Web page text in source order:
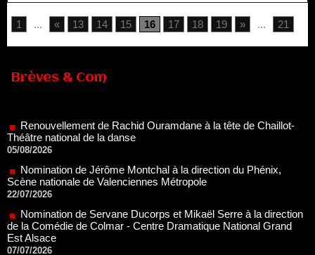
1 ... « 13 14 15 16 17 18 19 » ... 21
Brèves & Com
Nomination de Jérôme Montchal à la direction du Phénix,
Scène nationale de Valenciennes Métropole
Nomination de Servane Ducorps et Mikaël Serre à la direction
de la Comédie de Colmar - Centre Dramatique National Grand
07/07/2026
Thomas Jolly et Laëtitia Guédon nommés à la direction du
TNP